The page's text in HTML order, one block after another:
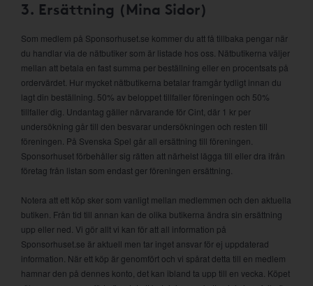
3. Ersättning (Mina Sidor)
Som medlem på Sponsorhuset.se kommer du att få tillbaka pengar när
du handlar via de nätbutiker som är listade hos oss. Nätbutikerna väljer
mellan att betala en fast summa per beställning eller en procentsats på
ordervärdet. Hur mycket nätbutikerna betalar framgår tydligt innan du
lagt din beställning. 50% av beloppet tillfaller föreningen och 50%
tillfaller dig. Undantag gäller närvarande för Cint, där 1 kr per
undersökning går till den besvarar undersökningen och resten till
föreningen. På Svenska Spel går all ersättning till föreningen.
Sponsorhuset förbehåller sig rätten att närhelst lägga till eller dra ifrån
företag från listan som endast ger föreningen ersättning.
Notera att ett köp sker som vanligt mellan medlemmen och den aktuella
butiken. Från tid till annan kan de olika butikerna ändra sin ersättning
upp eller ned. Vi gör allt vi kan för att all information på
Sponsorhuset.se är aktuell men tar inget ansvar för ej uppdaterad
information. När ett köp är genomfört och vi spårat detta till en medlem
hamnar den på dennes konto, det kan ibland ta upp till en vecka. Köpet